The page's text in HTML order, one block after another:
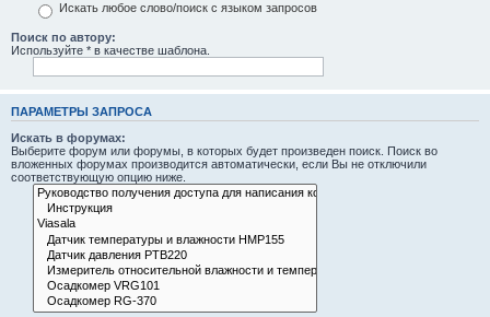
Искать любое слово/поиск с языком запросов
Поиск по автору:
Используйте * в качестве шаблона.
ПАРАМЕТРЫ ЗАПРОСА
Искать в форумах:
Выберите форум или форумы, в которых будет произведен поиск. Поиск во
вложенных форумах производится автоматически, если Вы не отключили
соответствующую опцию ниже.